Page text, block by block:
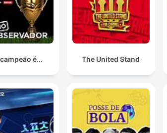
é... The United Stand